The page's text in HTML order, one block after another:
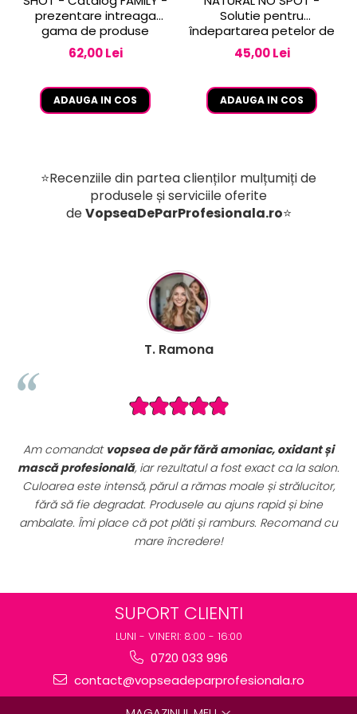
prezentare intreaga
gama de produse
62,00 Lei
ADAUGA IN COS
Solutie pentru
îndepartarea petelor de
vopsea de pe piele 250
ml
45,00 Lei
ADAUGA IN COS
⭐Recenziile din partea clienților mulțumiți de
produsele și serviciile oferite
deVopseaDeParProfesionala.ro⭐
și
cu
B. Mihaela
Seturile promoționale de pe
sunt extrem de avantajoase. Am achiziționat unset
complet de vopsele profesionale cu oxidanți și
perfect pentru uz profesional. Calitate foarte bună la
preț excelent. Se vede clar că sunt produse originale,
destinate rezultatelor de salon.
SUPORT CLIENTI
LUNI - VINERI: 8:00 - 16:00
0720 033 996
contact@vopseadeparprofesionala.ro